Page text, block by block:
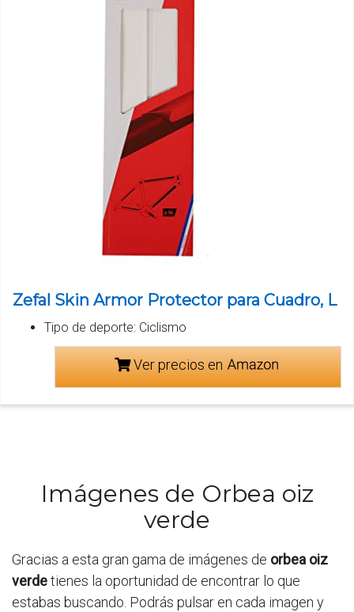
Zefal Skin Armor Protector para Cuadro, L
Tipo de deporte: Ciclismo
Ver precios en
Imágenes de Orbea oiz
verde
Gracias a esta gran gama de imágenes de orbea oiz
verdetienes la oportunidad de encontrar lo que
estabas buscando. Podrás pulsar en cada imagen y